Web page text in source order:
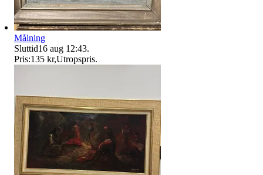
Målning
Sluttid16 aug 12:43.
Pris:135 kr,Utropspris.